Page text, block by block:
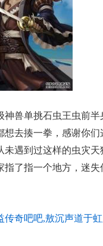
神兽单挑石虫王虫前
想去揍一拳，感谢你
未遇到过这样的虫灾
指了指一个地方，迷
传奇吧吧,敖沉声道于